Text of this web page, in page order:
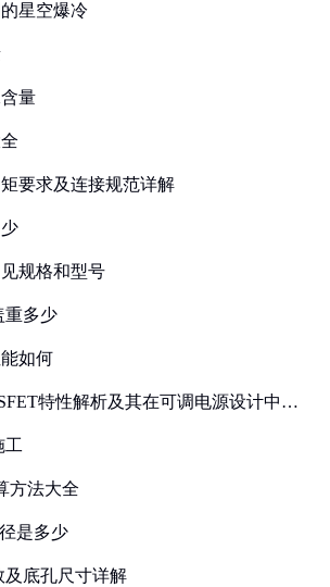
星空爆冷
量
要求及连接规范详解
规格和型号
重多少
如何
特性解析及其在可调电源设计中的
工
方法大全
是多少
及底孔尺寸详解